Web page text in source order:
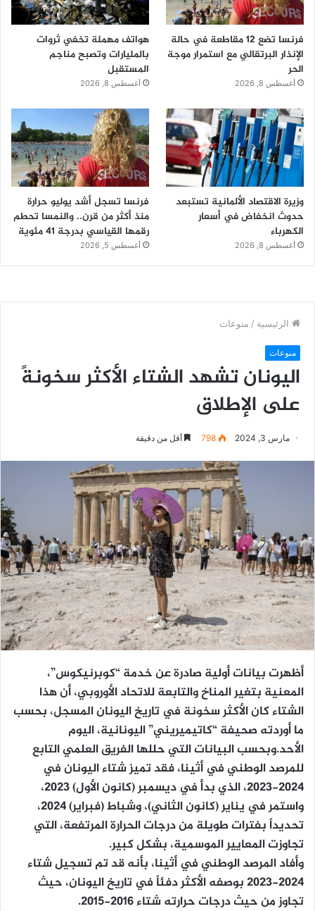
فرنسا تضع 12 مقاطعة في حالة
الإنذار البرتقالي مع استمرار موجة
الحر
أغسطس 8, 2026
هواتف مهملة تخفي ثروات
بالمليارات وتصبح مناجم
المستقبل
أغسطس 8, 2026
وزيرة الاقتصاد الألمانية تستبعد
حدوث انخفاض في أسعار
الكهرباء
أغسطس 8, 2026
فرنسا تسجل أشد يوليو حرارة
منذ أكثر من قرن.. والنمسا تحطم
رقمها القياسي بدرجة 41 مئوية
أغسطس 5, 2026